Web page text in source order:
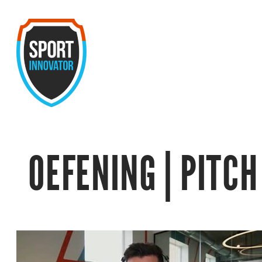
naar
de
inhoud
OEFENING |